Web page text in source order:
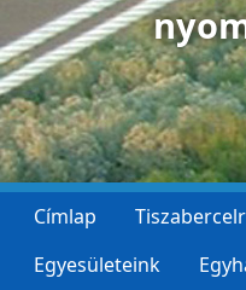
Címlap
Egyesületeink